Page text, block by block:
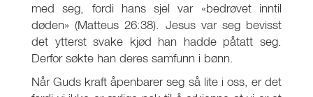
med seg, fordi hans sjel var «bedrøvet inntil
døden» (Matteus 26:38). Jesus var seg bevisst
det ytterst svake kjød han hadde påtatt seg.
Derfor søkte han deres samfunn i bønn.
Når Guds kraft åpenbarer seg så lite i oss, er det